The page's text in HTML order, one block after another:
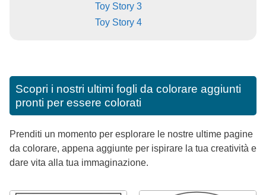
Toy Story 3
Toy Story 4
Scopri i nostri ultimi fogli da colorare aggiunti
pronti per essere colorati
Prenditi un momento per esplorare le nostre ultime pagine
da colorare, appena aggiunte per ispirare la tua creatività e
dare vita alla tua immaginazione.